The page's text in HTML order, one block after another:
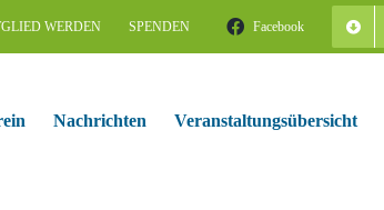
WERDEN SPENDEN Facebook
Nachrichten Veranstaltungsübersicht